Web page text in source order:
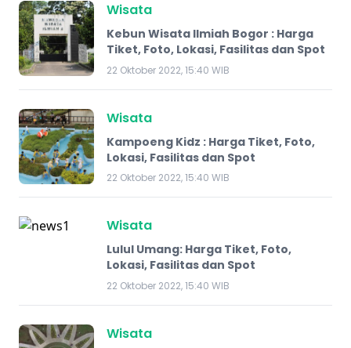
Wisata
Kebun Wisata Ilmiah Bogor : Harga
Tiket, Foto, Lokasi, Fasilitas dan Spot
22 Oktober 2022, 15:40 WIB
Wisata
Kampoeng Kidz : Harga Tiket, Foto,
Lokasi, Fasilitas dan Spot
22 Oktober 2022, 15:40 WIB
Wisata
Lulul Umang: Harga Tiket, Foto,
Lokasi, Fasilitas dan Spot
22 Oktober 2022, 15:40 WIB
Wisata